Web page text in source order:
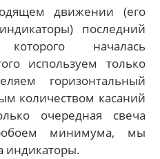
движении (его
последний
началась
используем только
горизонтальный
количеством касаний
очередная свеча
минимума, мы
индикаторы.